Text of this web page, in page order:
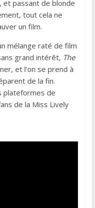
et passant de blonde
tout cela ne
un film.
mélange raté de film
grand intérêt, The
et l’on se prend à
de la fin.
plateformes de
de la Miss Lively